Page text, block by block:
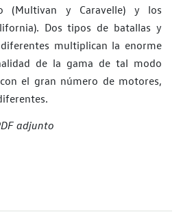
(Multivan y Caravelle) y los
Dos tipos de batallas y
multiplican la enorme
de la gama de tal modo
el gran número de motores,
adjunto